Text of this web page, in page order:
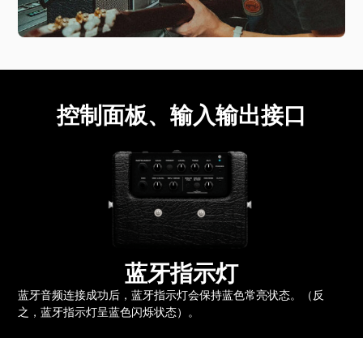
控制面板、输入输出接口
蓝牙指示灯
蓝牙音频连接成功后，蓝牙指示灯会保持蓝色常亮状态。（反
之，蓝牙指示灯呈蓝色闪烁状态）。